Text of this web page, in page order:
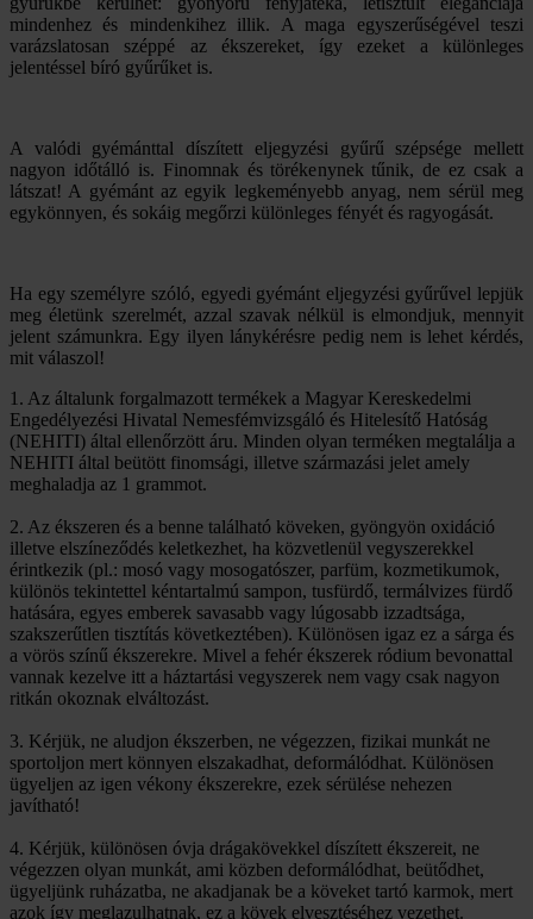
mindenhez és mindenkihez illik. A maga egyszerűségével teszi
varázslatosan széppé az ékszereket, így ezeket a különleges
jelentéssel bíró gyűrűket is.
A valódi gyémánttal díszített eljegyzési gyűrű szépsége mellett
nagyon időtálló is. Finomnak és törékenynek tűnik, de ez csak a
látszat! A gyémánt az egyik legkeményebb anyag, nem sérül meg
egykönnyen, és sokáig megőrzi különleges fényét és ragyogását.
Ha egy személyre szóló, egyedi gyémánt eljegyzési gyűrűvel lepjük
meg életünk szerelmét, azzal szavak nélkül is elmondjuk, mennyit
jelent számunkra. Egy ilyen lánykérésre pedig nem is lehet kérdés,
mit válaszol!
1. Az általunk forgalmazott termékek a Magyar Kereskedelmi
Engedélyezési Hivatal Nemesfémvizsgáló és Hitelesítő Hatóság
(NEHITI) által ellenőrzött áru. Minden olyan terméken megtalálja a
NEHITI által beütött finomsági, illetve származási jelet amely
meghaladja az 1 grammot.
2. Az ékszeren és a benne található köveken, gyöngyön oxidáció
illetve elszíneződés keletkezhet, ha közvetlenül vegyszerekkel
érintkezik (pl.: mosó vagy mosogatószer, parfüm, kozmetikumok,
különös tekintettel kéntartalmú sampon, tusfürdő, termálvizes fürdő
hatására, egyes emberek savasabb vagy lúgosabb izzadtsága,
szakszerűtlen tisztítás következtében). Különösen igaz ez a sárga és
a vörös színű ékszerekre. Mivel a fehér ékszerek ródium bevonattal
vannak kezelve itt a háztartási vegyszerek nem vagy csak nagyon
ritkán okoznak elváltozást.
3. Kérjük, ne aludjon ékszerben, ne végezzen, fizikai munkát ne
sportoljon mert könnyen elszakadhat, deformálódhat. Különösen
ügyeljen az igen vékony ékszerekre, ezek sérülése nehezen
javítható!
4. Kérjük, különösen óvja drágakövekkel díszített ékszereit, ne
végezzen olyan munkát, ami közben deformálódhat, beütődhet,
ügyeljünk ruházatba, ne akadjanak be a köveket tartó karmok, mert
azok így meglazulhatnak, ez a kövek elvesztéséhez vezethet.